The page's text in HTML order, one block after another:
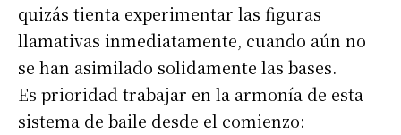
quizás tienta experimentar las figuras
llamativas inmediatamente, cuando aún no
se han asimilado solidamente las bases.
Es prioridad trabajar en la armonía de esta
sistema de baile desde el comienzo: